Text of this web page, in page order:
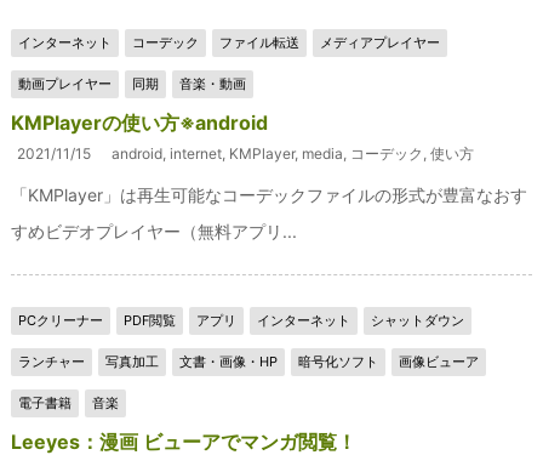
インターネット コーデック ファイル転送 メディアプレイヤー
動画プレイヤー 同期 音楽・動画
KMPlayerの使い方※android
2021/11/15 android, internet, KMPlayer, media, コーデック , 使い方
「KMPlayer」は再生可能なコーデックファイルの形式が豊富なおす
すめビデオプレイヤー（無料アプリ...
PCクリーナー PDF閲覧 アプリ インターネット シャットダウン
ランチャー 写真加工 文書・画像・HP 暗号化ソフト 画像ビューア
電子書籍 音楽
Leeyes：漫画 ビューアでマンガ閲覧！